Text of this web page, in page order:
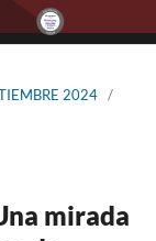
2024 /
mirada